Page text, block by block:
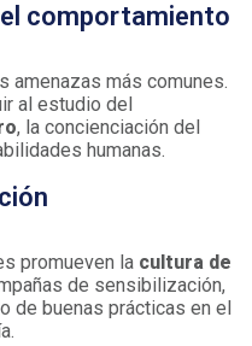
comportamiento
amenazas más comunes.
al estudio del
, la concienciación del
humanas.
promueven la cultura de
de sensibilización,
de buenas prácticas en el